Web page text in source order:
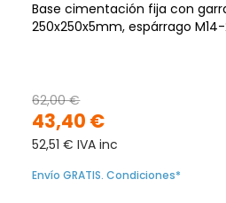
Base cimentación fija con
250x250x5mm, espárrago
43,40 €
62,00 €
52,51 € IVA inc
Envío GRATIS. Condiciones*